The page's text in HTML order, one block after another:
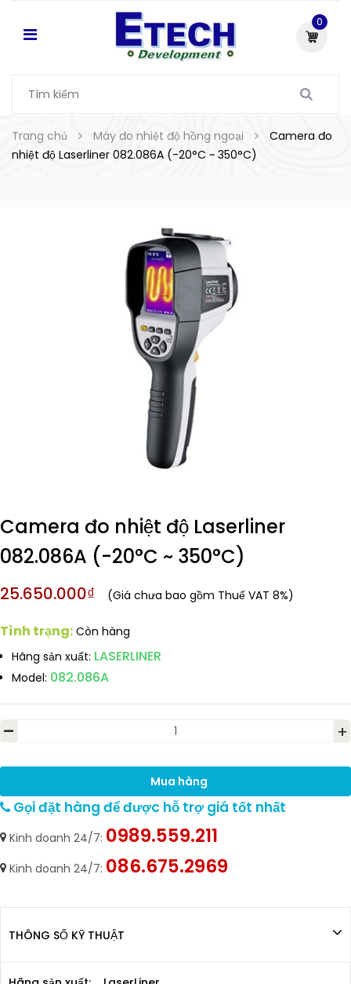
0
Trang chủ Máy đo nhiệt độ hồng ngoại
Camera đo
nhiệt độ Laserliner 082.086A (-20°C ~ 350°C)
Camera đo nhiệt độ Laserliner
082.086A (-20°C ~ 350°C)
25.650.000₫ (Giá chưa bao gồm Thuế VAT 8%)
Tình trạng: Còn hàng
Hãng sản xuất: LASERLINER
Model: 082.086A
- +
Mua hàng
Gọi đặt hàng để được hỗ trợ giá tốt nhất
Kinh doanh 24/7: 0989.559.211
Kinh doanh 24/7: 086.675.2969
THÔNG SỐ KỸ THUẬT